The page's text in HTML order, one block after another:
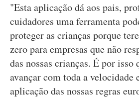
"Esta aplicação dá aos pais,
cuidadores uma ferramenta
proteger as crianças porque
zero para empresas que não
das nossas crianças. É por isso
avançar com toda a velocidade
aplicação das nossas regras